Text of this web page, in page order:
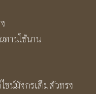
ทานใช้นาน
ซน์มังกรเต็มตัวทรง